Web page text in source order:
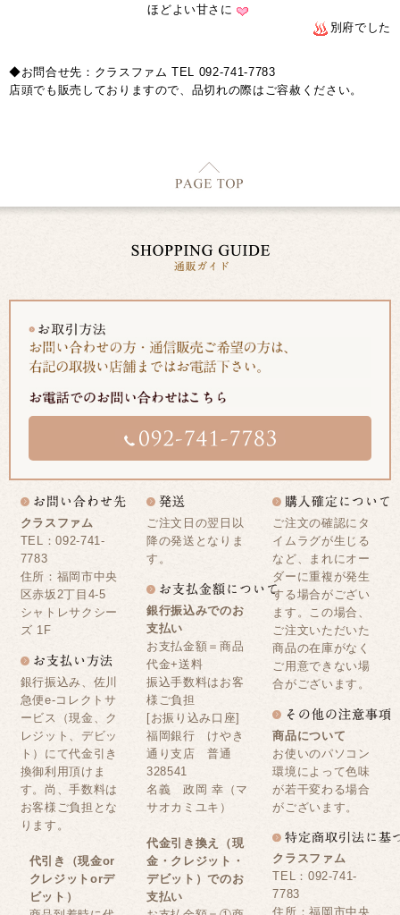
ほどよい甘さに
別府でした
◆お問合せ先：クラスファム TEL 092-741-7783
店頭でも販売しておりますので、品切れの際はご容赦ください。
クラスファム
TEL：092-741-
7783
住所：福岡市中央
区赤坂2丁目4-5
シャトレサクシー
ズ 1F
銀行振込み、佐川
急便e-コレクトサ
ービス（現金、ク
レジット、デビッ
ト）にて代金引き
換御利用頂けま
す。尚、手数料は
お客様ご負担とな
ります。
代引き（現金or
クレジットorデ
ビット）
ご注文日の翌日以
降の発送となりま
す。
銀行振込みでのお
支払い
お支払金額＝商品
代金+送料
振込手数料はお客
様ご負担
[お振り込み口座]
福岡銀行 けやき
通り支店 普通
328541
名義 政岡 幸（マ
サオカミユキ）
代金引き換え（現
金・クレジット・
デビット）でのお
支払い
ご注文の確認にタ
イムラグが生じる
など、まれにオー
ダーに重複が発生
する場合がござい
ます。この場合、
ご注文いただいた
商品の在庫がなく
ご用意できない場
合がございます。
商品について
お使いのパソコン
環境によって色味
が若干変わる場合
がございます。
クラスファム
TEL：092-741-
7783
住所：福岡市中央